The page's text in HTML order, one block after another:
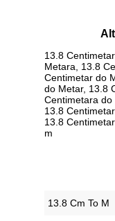
13.8
Metara, 13.8
Centimetar do
do Metar, 13.8
Centimetara do
13.8
13.8
m
‎13.8 Cm To M